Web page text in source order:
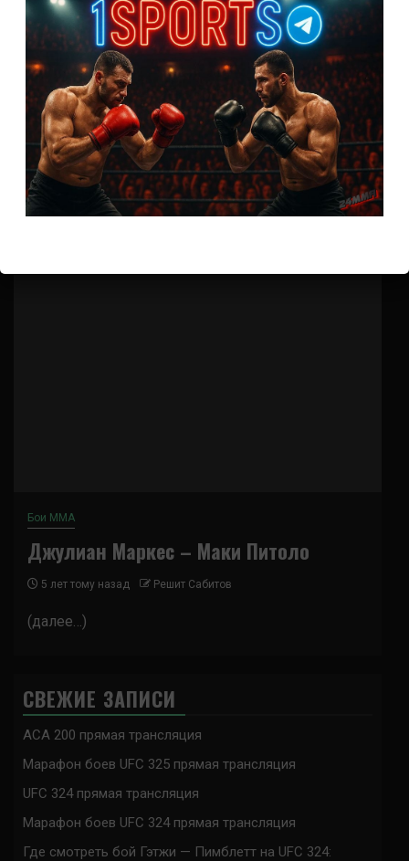
Бои ММА
Сэм Алви – Джулиан Маркес
5 лет тому назад Решит Сабитов
(далее…)
Бои ММА
Джулиан Маркес – Маки Питоло
5 лет тому назад Решит Сабитов
(далее…)
СВЕЖИЕ ЗАПИСИ
ACA 200 прямая трансляция
Марафон боев UFC 325 прямая трансляция
UFC 324 прямая трансляция
Марафон боев UFC 324 прямая трансляция
Где смотреть бой Гэтжи — Пимблетт на UFC 324: